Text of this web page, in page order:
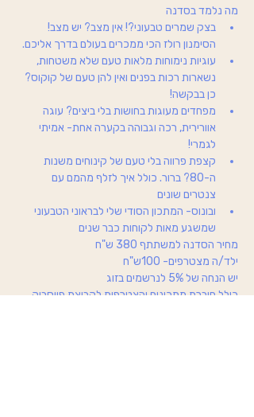
מה נלמד בסדנה
בצק שמרים טבעוני?! אין מצב? יש מצב!
הסימנון רולז הכי ממכרים בעולם בדרך אליכם.
עוגיות נימוחות מלאות טעם שלא משטחות,
נשארות רכות בפנים ואין להן טעם של קוקוס?
כן בבקשה!
מפחדים מעוגות בחושות בלי ביצים? עוגה
אוורירית, רכה וגבוהה בקערה אחת- אמיתי
לגמרי!
קצפת פרווה בלי טעם של קינוחים משנות
ה-80? ברור. כולל איך לזלף מהמם עם
צנטרים שונים
ובונוס- המתכון הסודי שלי לבראוני הטבעוני
שמשגע מאות לקוחות כבר שנים
מחיר הסדנה למשתתף 380 ש"ח
ילד/ה מצטרפים- 100ש"ח
יש הנחה של 5% לנרשמים בזוג
כולל חוברת מתכונים והצטרפות לקבוצת פייסבוק